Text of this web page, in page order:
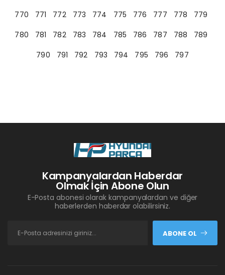
770
771 772 773 774 775 776 777 778
779
780
781 782 783 784 785 786 787 788
789
790
791 792 793 794 795 796 797
Kampanyalardan Haberdar
Olmak İçin Abone Olun
E-Posta abonesi olarak kampanyalardan ve diğer
haberlerden haberdar olabilirsiniz.
ABONE OL